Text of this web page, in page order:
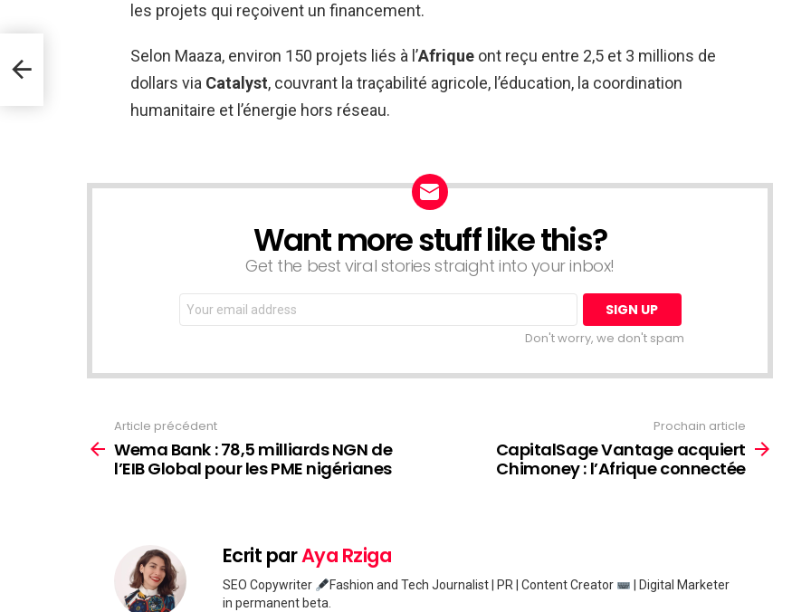
les projets qui reçoivent un financement.
Selon Maaza, environ 150 projets liés à l’Afrique ont reçu entre 2,5 et 3 millions de
dollars via Catalyst, couvrant la traçabilité agricole, l’éducation, la coordination
humanitaire et l’énergie hors réseau.
Want more stuff like this?
Get the best viral stories straight into your inbox!
Email
address:
Don't worry, we don't spam
plus
Article précédent
Wema Bank : 78,5 milliards NGN de
l’EIB Global pour les PME nigérianes
Prochain article
CapitalSage Vantage acquiert
Chimoney : l’Afrique connectée
Ecrit parAya Rziga
SEO Copywriter Fashion and Tech Journalist | PR | Content Creator
| Digital Marketer
in permanent beta.